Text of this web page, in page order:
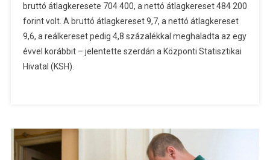
bruttó átlagkeresete 704 400, a nettó átlagkereset 484 200
forint volt. A bruttó átlagkereset 9,7, a nettó átlagkereset
9,6, a reálkereset pedig 4,8 százalékkal meghaladta az egy
évvel korábbit – jelentette szerdán a Központi Statisztikai
Hivatal (KSH).